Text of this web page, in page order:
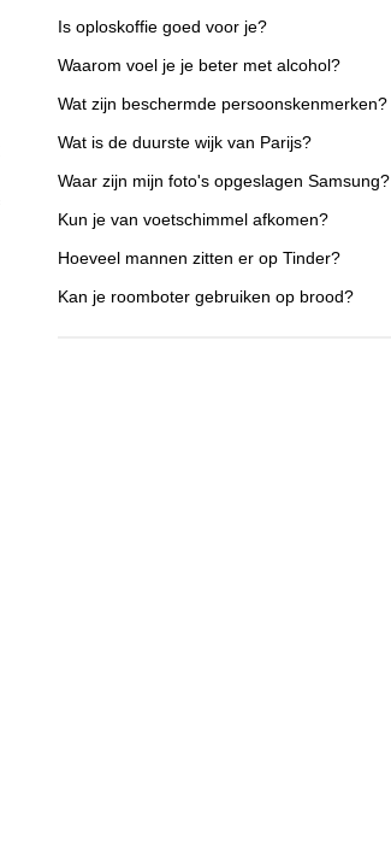
Is oploskoffie goed voor je?
Waarom voel je je beter met alcohol?
Wat zijn beschermde persoonskenmerken?
Wat is de duurste wijk van Parijs?
Waar zijn mijn foto's opgeslagen Samsung?
Kun je van voetschimmel afkomen?
Hoeveel mannen zitten er op Tinder?
Kan je roomboter gebruiken op brood?